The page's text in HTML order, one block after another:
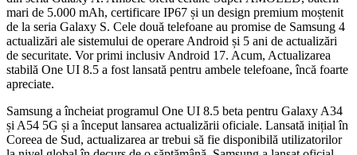
mari de 5.000 mAh, certificare IP67 și un design premium moștenit
de la seria Galaxy S. Cele două telefoane au promise de Samsung 4
actualizări ale sistemului de operare Android și 5 ani de actualizări
de securitate. Vor primi inclusiv Android 17. Acum, Actualizarea
stabilă One UI 8.5 a fost lansată pentru ambele telefoane, încă foarte
apreciate.
Samsung a încheiat programul One UI 8.5 beta pentru Galaxy A34
și A54 5G și a început lansarea actualizării oficiale. Lansată inițial în
Coreea de Sud, actualizarea ar trebui să fie disponibilă utilizatorilor